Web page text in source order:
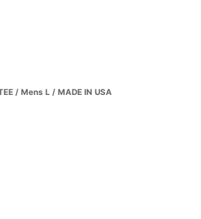
/ Mens L / MADE IN USA